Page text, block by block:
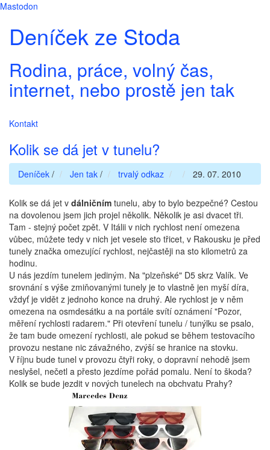
Mastodon
Deníček ze Stoda
Rodina, práce, volný čas,
internet, nebo prostě jen tak
Kontakt
Kolik se dá jet v tunelu?
Deníček / Jen tak / trvalý odkaz 29. 07. 2010
Kolik se dá jet v dálničním tunelu, aby to bylo bezpečné? Cestou
na dovolenou jsem jich projel několik. Několik je asi dvacet tři.
Tam - stejný počet zpět. V Itálii v nich rychlost není omezena
vůbec, můžete tedy v nich jet vesele sto třicet, v Rakousku je před
tunely značka omezující rychlost, nejčastěji na sto kilometrů za
hodinu.
U nás jezdím tunelem jediným. Na "plzeňské" D5 skrz Valík. Ve
srovnání s výše zmiňovanými tunely je to vlastně jen myší díra,
vždyť je vidět z jednoho konce na druhý. Ale rychlost je v něm
omezena na osmdesátku a na portále svítí oznámení "Pozor,
měření rychlosti radarem." Při otevření tunelu / tunýlku se psalo,
že tam bude omezení rychlosti, ale pokud se během testovacího
provozu nestane nic závažného, zvýší se hranice na stovku.
V říjnu bude tunel v provozu čtyři roky, o dopravní nehodě jsem
neslyšel, nečetl a přesto jezdíme pořád pomalu. Není to škoda?
Kolik se bude jezdit v nových tunelech na obchvatu Prahy?